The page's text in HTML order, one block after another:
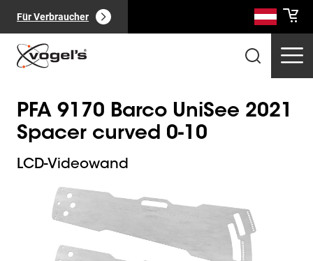
Für Verbraucher
Professionelle Produkte
PFA 9170 Barco UniSee 2021
Spacer curved 0-10
LCD-Videowand